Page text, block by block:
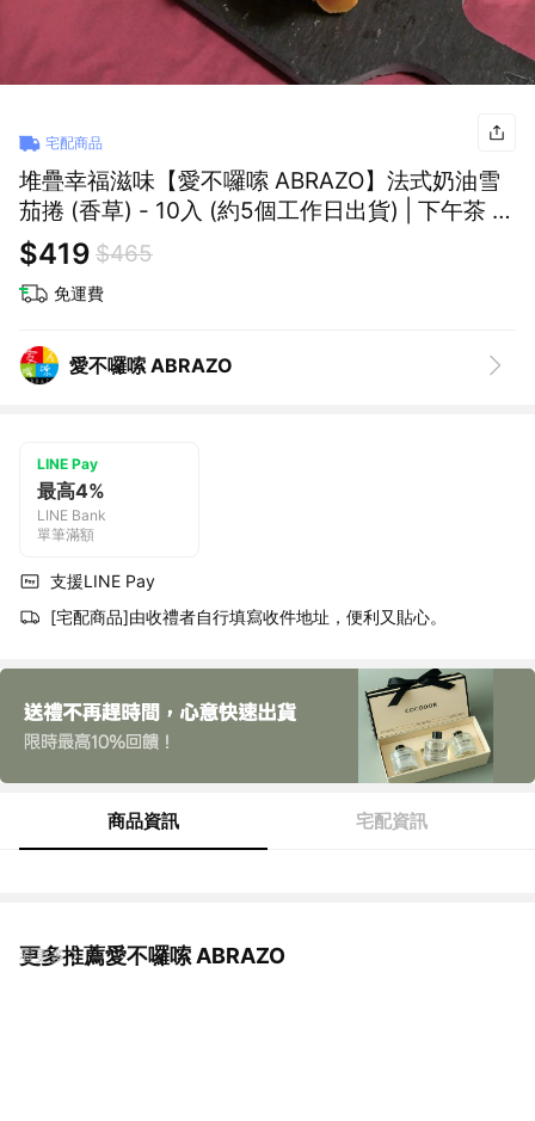
宅配商品
堆疊幸福滋味【愛不囉嗦 ABRAZO】法式奶油雪
茄捲 (香草) - 10入 (約5個工作日出貨) | 下午茶 酥
脆好吃 美味分享 一口接一口 送禮推薦 年節送禮
伴手禮
$419 $465
免運費
愛不囉嗦 ABRAZO
LINE Pay
最高4%
LINE Bank
單筆滿額
支援LINE Pay
[宅配商品]由收禮者自行填寫收件地址，便利又貼心。
商品資訊 宅配資訊
更多推薦愛不囉嗦 ABRAZO
看更多